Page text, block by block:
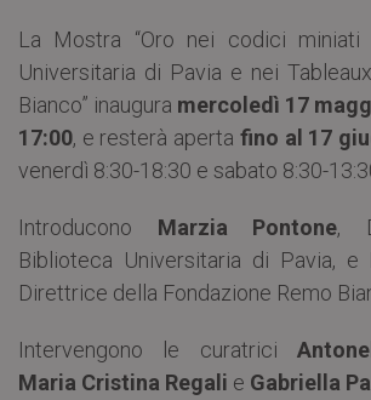
La Mostra “Oro nei codici miniati
Universitaria di Pavia e nei
Bianco” inaugura mercoledì 17
17:00, e resterà aperta fino al 17
venerdì 8:30-18:30 e sabato 8:30-
Introducono Marzia Pontone,
Biblioteca Universitaria di Pavia, e
Direttrice della Fondazione Remo
Intervengono le curatrici
Maria Cristina Regali e Gabriella